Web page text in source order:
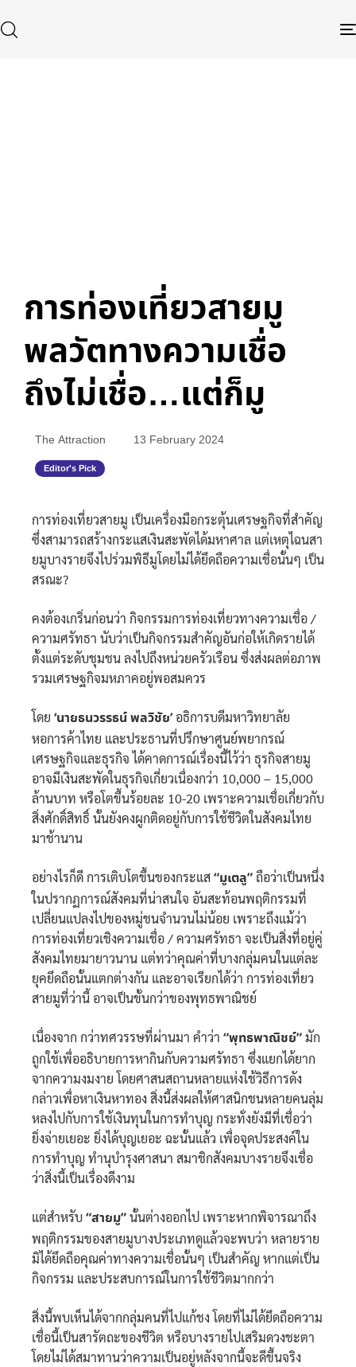
การท่องเที่ยวสายมู
พลวัตทางความเชื่อ
ถึงไม่เชื่อ…แต่ก็มู
The Attraction 13 February 2024
Editor's Pick
การท่องเที่ยวสายมู เป็นเครื่องมือกระตุ้นเศรษฐกิจที่สำคัญ
ซึ่งสามารถสร้างกระแสเงินสะพัดได้มหาศาล แต่เหตุไฉนสา
ยมูบางรายจึงไปร่วมพิธีมูโดยไม่ได้ยึดถือความเชื่อนั้นๆ เป็น
สรณะ?
คงต้องเกริ่นก่อนว่า กิจกรรมการท่องเที่ยวทางความเชื่อ /
ความศรัทธา นับว่าเป็นกิจกรรมสำคัญอันก่อให้เกิดรายได้
ตั้งแต่ระดับชุมชน ลงไปถึงหน่วยครัวเรือน ซึ่งส่งผลต่อภาพ
รวมเศรษฐกิจมหภาคอยู่พอสมควร
โดย ‘นายธนวรรธน์ พลวิชัย’อธิการบดีมหาวิทยาลัย
หอการค้าไทย และประธานที่ปรึกษาศูนย์พยากรณ์
เศรษฐกิจและธุรกิจ ได้คาดการณ์เรื่องนี้ไว้ว่า ธุรกิจสายมู
อาจมีเงินสะพัดในธุรกิจเกี่ยวเนื่องกว่า 10,000 – 15,000
ล้านบาท หรือโตขึ้นร้อยละ 10-20 เพราะความเชื่อเกี่ยวกับ
สิ่งศักดิ์สิทธิ์ นั้นยังคงผูกติดอยู่กับการใช้ชีวิตในสังคมไทย
มาช้านาน
อย่างไรก็ดี การเติบโตขึ้นของกระแส“มูเตลู”ถือว่าเป็นหนึ่ง
ในปรากฏการณ์สังคมที่น่าสนใจ อันสะท้อนพฤติกรรมที่
เปลี่ยนแปลงไปของหมู่ชนจำนวนไม่น้อย เพราะถึงแม้ว่า
การท่องเที่ยวเชิงความเชื่อ / ความศรัทธา จะเป็นสิ่งที่อยู่คู่
สังคมไทยมายาวนาน แต่ทว่าคุณค่าที่บางกลุ่มคนในแต่ละ
ยุคยึดถือนั้นแตกต่างกัน และอาจเรียกได้ว่า การท่องเที่ยว
สายมูที่ว่านี้ อาจเป็นขั้นกว่าของพุทธพาณิชย์
เนื่องจาก กว่าทศวรรษที่ผ่านมา คำว่า “พุทธพาณิชย์”มัก
ถูกใช้เพื่ออธิบายการหากินกับความศรัทธา ซึ่งแยกได้ยาก
จากความงมงาย โดยศาสนสถานหลายแห่งใช้วิธีการดัง
กล่าวเพื่อหาเงินหาทอง สิ่งนี้ส่งผลให้ศาสนิกชนหลายคนลุ่ม
หลงไปกับการใช้เงินทุนในการทำบุญ กระทั่งยังมีที่เชื่อว่า
ยิ่งจ่ายเยอะ ยิ่งได้บุญเยอะ ฉะนั้นแล้ว เพื่อจุดประสงค์ใน
การทำบุญ ทำนุบำรุงศาสนา สมาชิกสังคมบางรายจึงเชื่อ
ว่าสิ่งนี้เป็นเรื่องดีงาม
แต่สำหรับ“สายมู”นั้นต่างออกไป เพราะหากพิจารณาถึง
พฤติกรรมของสายมูบางประเภทดูแล้วจะพบว่า หลายราย
มิได้ยึดถือคุณค่าทางความเชื่อนั้นๆ เป็นสำคัญ หากแต่เป็น
กิจกรรม และประสบการณ์ในการใช้ชีวิตมากกว่า
สิ่งนี้พบเห็นได้จากกลุ่มคนที่ไปแก้ชง โดยที่ไม่ได้ยึดถือความ
เชื่อนี้เป็นสารัตถะของชีวิต หรือบางรายไปเสริมดวงชะตา
โดยไม่ได้สมาทานว่าความเป็นอยู่หลังจากนี้จะดีขึ้นจริง